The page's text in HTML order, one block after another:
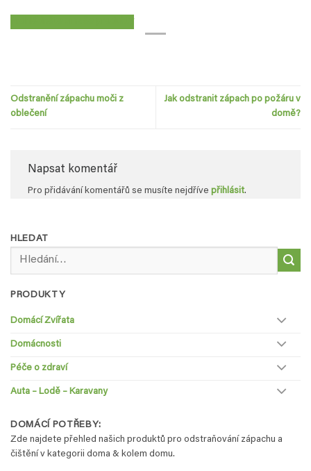
Odstranění zápachu moči z
oblečení
Jak odstranit zápach po požáru v
domě?
Napsat komentář
Pro přidávání komentářů se musíte nejdříve přihlásit.
HLEDAT
PRODUKTY
Domácí Zvířata
Domácnosti
Péče o zdraví
Auta – Lodě – Karavany
DOMÁCÍ POTŘEBY:
Zde najdete přehled našich produktů pro odstraňování zápachu a
čištění v kategorii doma & kolem domu.